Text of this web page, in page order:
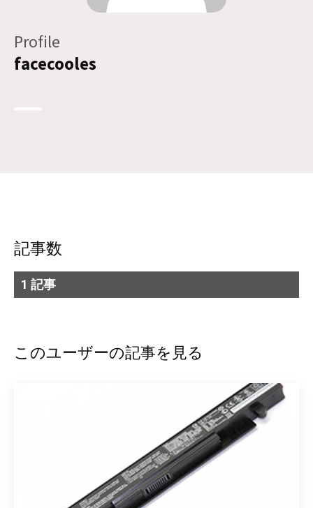
Profile
facecooles
記事数
1 記事
このユーザーの記事を見る